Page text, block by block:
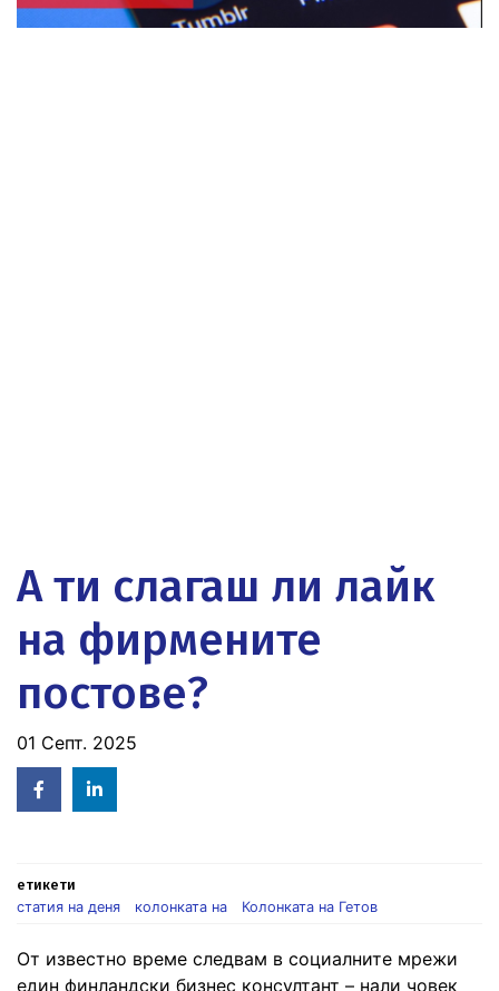
А ти слагаш ли лайк
на фирмените
постове?
01 Септ. 2025
Facebook
in
етикети
статия на деня
колонката на Колонката на Гетов
От известно време следвам в социалните мрежи
един финландски бизнес консултант – нали човек